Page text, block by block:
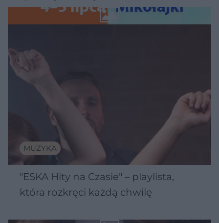
Wawelu
MUZYKA
"ESKA Hity na Czasie" – playlista,
która rozkręci każdą chwilę